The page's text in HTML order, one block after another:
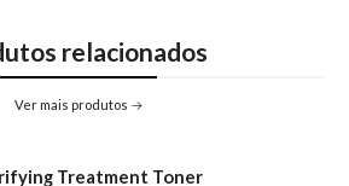
relacionados
Ver mais produtos
Treatment Toner